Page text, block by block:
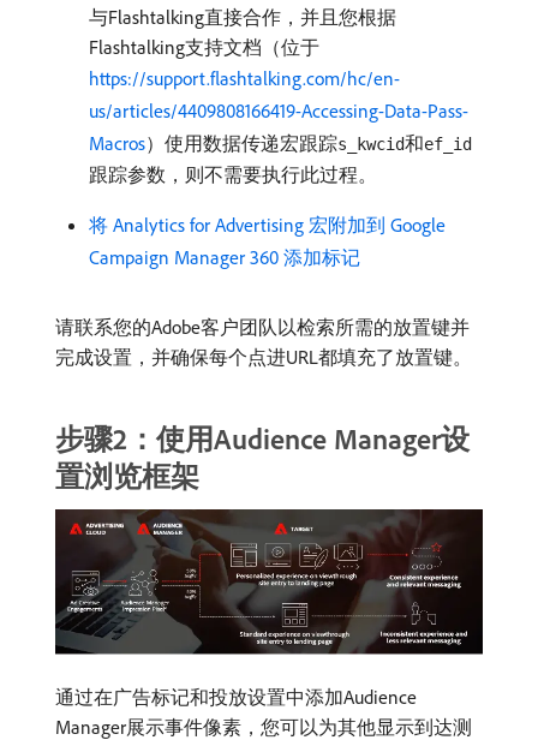
与Flashtalking直接合作，并且您根据
Flashtalking支持文档（位于
https://support.flashtalking.com/hc/en-
us/articles/4409808166419-Accessing-Data-Pass-
Macros）使用数据传递宏跟踪s_kwcid和ef_id
跟踪参数，则不需要执行此过程。
将 Analytics for Advertising 宏附加到 Google
Campaign Manager 360 添加标记
请联系您的Adobe客户团队以检索所需的放置键并
完成设置，并确保每个点进URL都填充了放置键。
步骤2：使用Audience Manager设
置浏览框架
通过在广告标记和投放设置中添加Audience
Manager展示事件像素，您可以为其他显示到达测